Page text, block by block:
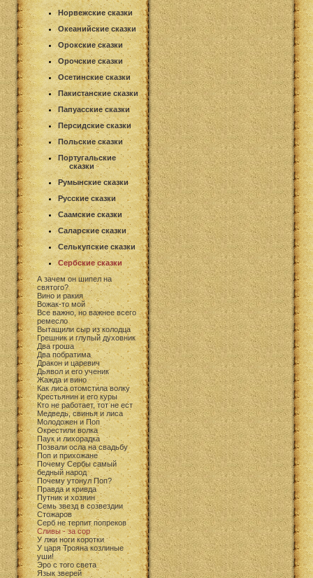
Норвежские сказки
Океанийские сказки
Орокские сказки
Орочские сказки
Осетинские сказки
Пакистанские сказки
Папуасские сказки
Персидские сказки
Польские сказки
Португальские
сказки
Румынские сказки
Русские сказки
Саамские сказки
Саларские сказки
Селькупские сказки
Сербские сказки
А зачем он шипел на
святого?
Вино и ракия
Вожак-то мой
Все важно, но важнее всего
ремесло
Вытащили сыр из колодца
Грешник и глупый духовник
Два гроша
Два побратима
Дракон и царевич
Дьявол и его ученик
Жажда и вино
Как лиса отомстила волку
Крестьянин и его куры
Кто не работает, тот не ест
Медведь, свинья и лиса
Молодожен и Поп
Окрестили волка
Паук и лихорадка
Позвали осла на свадьбу
Поп и прихожане
Почему Сербы самый
бедный народ
Почему утонул Поп?
Правда и кривда
Путник и хозяин
Семь звезд в созвездии
Стожаров
Серб не терпит попреков
Сливы - за сор
У лжи ноги коротки
У царя Трояна козлиные
уши!
Эро с того света
Язык зверей